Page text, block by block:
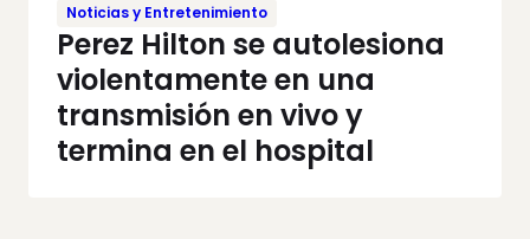
Noticias y Entretenimiento
Perez Hilton se autolesiona
violentamente en una
transmisión en vivo y
termina en el hospital